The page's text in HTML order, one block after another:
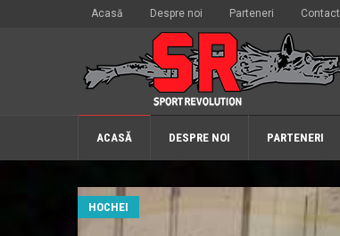
Acasă Despre noi Parteneri Contact
ACASĂ DESPRE NOI PARTENERI
HOCHEI